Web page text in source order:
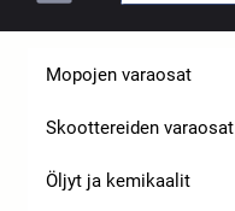
Mopojen varaosat
Skoottereiden varaosat
Öljyt ja kemikaalit